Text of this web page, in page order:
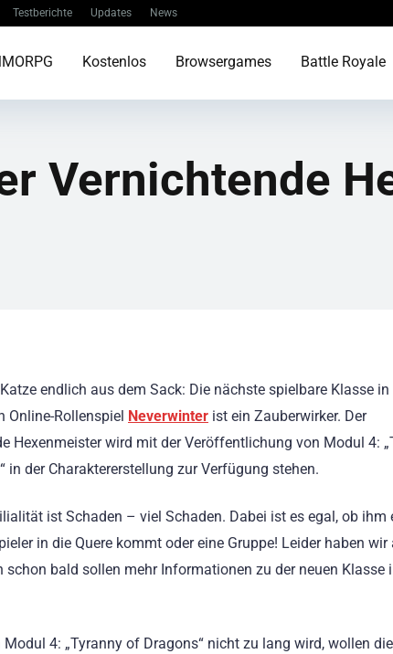
Testberichte Updates News
Kostenlos Browsergames Battle Royale
Vernichtende
endlich aus dem Sack: Die nächste spielbare Klasse in
Online-Rollenspiel Neverwinter ist ein Zauberwirker. Der
Hexenmeister wird mit der Veröffentlichung von Modul 4:
in der Charaktererstellung zur Verfügung stehen.
ist Schaden – viel Schaden. Dabei ist es egal, ob ihm
in die Quere kommt oder eine Gruppe! Leider haben wir
bald sollen mehr Informationen zu der neuen Klasse
4: „Tyranny of Dragons“ nicht zu lang wird, wollen die